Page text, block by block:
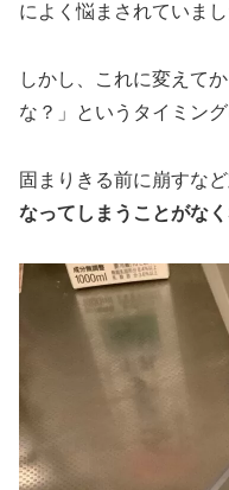
によく悩まされていまし
しかし、これに変えて
な？」というタイミン
固まりきる前に崩すな
なってしまうことがな